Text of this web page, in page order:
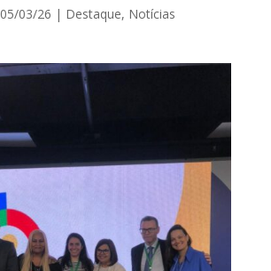
05/03/26 | Destaque, Notícias